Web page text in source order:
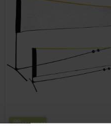
BEZ­MAK­SAS PIE­GĀ­DE